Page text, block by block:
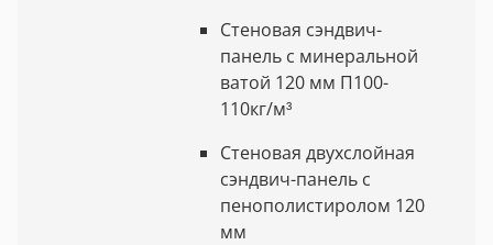
Стеновая сэндвич-
панель с минеральной
ватой 120 мм П100-
110кг/м³
Стеновая двухслойная
сэндвич-панель с
пенополистиролом 120
мм